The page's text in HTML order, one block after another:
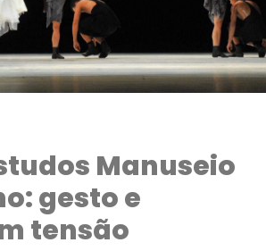
Manuseio
gesto e
tensão